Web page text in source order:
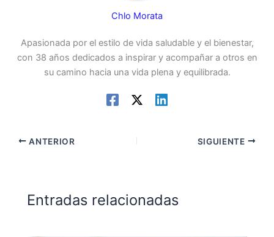
Chlo Morata
Apasionada por el estilo de vida saludable y el bienestar,
con 38 años dedicados a inspirar y acompañar a otros en
su camino hacia una vida plena y equilibrada.
ANTERIOR SIGUIENTE
Entradas relacionadas